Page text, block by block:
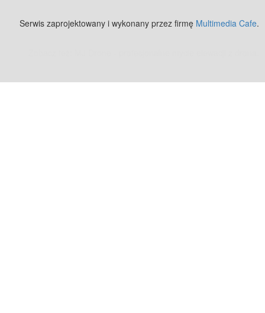
Serwis zaprojektowany i wykonany przez firmę Multimedia Cafe.